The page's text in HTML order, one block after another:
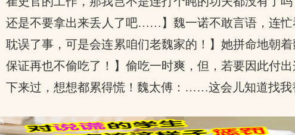
还是不要拿出来丢人了吧……】魏一诺不敢言语，连忙
耽误了事，可是会连累咱们老魏家的！】她拼命地朝
保证再也不偷吃了！】偷吃一时爽，但，若要因此付
下来过，想想都累得慌！魏太傅：……这会儿知道找我
x